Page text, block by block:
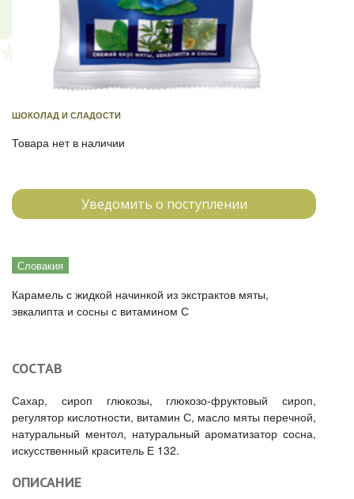
ШОКОЛАД И СЛАДОСТИ
Товара нет в наличии
Уведомить о поступлении
Словакия
Карамель с жидкой начинкой из экстрактов мяты,
эвкалипта и сосны с витамином С
СОСТАВ
Сахар, сироп глюкозы, глюкозо-фруктовый сироп,
регулятор кислотности, витамин С, масло мяты перечной,
натуральный ментол, натуральный ароматизатор сосна,
искусственный краситель Е 132.
ОПИСАНИЕ